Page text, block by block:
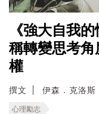
《強大自我
稱轉變思考
權
撰文 伊森．克洛斯
心理勵志